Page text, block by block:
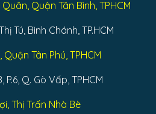
Quận Tân Bình, TPHCM
Tú, Bình Chánh, TP.HCM
Quận Tân Phú, TPHCM
Q. Gò Vấp, TPHCM
Thị Trấn Nhà Bè